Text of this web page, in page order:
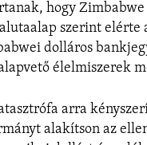
hogy
szerint
dolláros
élelmiszerek
arra
alakítson az